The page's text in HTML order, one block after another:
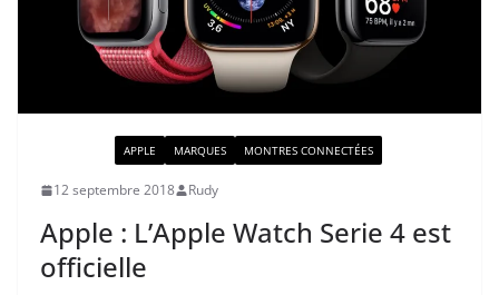
APPLE MARQUES MONTRES CONNECTÉES
12 septembre 2018 Rudy
Apple : L’Apple Watch Serie 4 est
officielle